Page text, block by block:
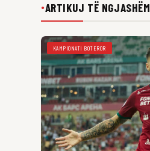
●ARTIKUJ TË NGJASHËM
KAMPIONATI BOTEROR